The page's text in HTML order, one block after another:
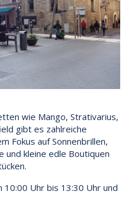
wie Mango, Strativarius,
gibt es zahlreiche
Fokus auf Sonnenbrillen,
und kleine edle Boutiquen
Uhr bis 13:30 Uhr und